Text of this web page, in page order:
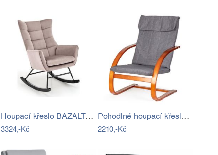
Houpací křeslo BAZALTO béžová
3324,-Kč
Pohodlné houpací křeslo ModernHome |…
2210,-Kč